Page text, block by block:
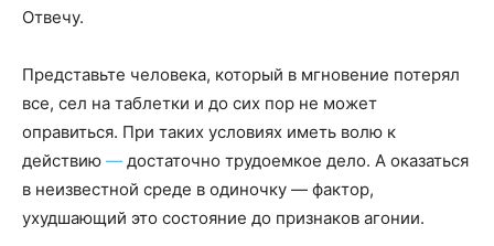
Отвечу.
Представьте человека, который в мгновение потерял
все, сел на таблетки и до сих пор не может
оправиться. При таких условиях иметь волю к
действию — достаточно трудоемкое дело. А оказаться
в неизвестной среде в одиночку — фактор,
ухудшающий это состояние до признаков агонии.